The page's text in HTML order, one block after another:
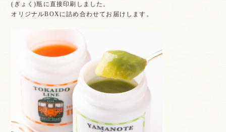
(ぎょく)瓶に直接印刷しました。
オリジナルBOXに詰め合わせてお届けします。